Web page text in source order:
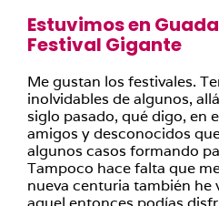
Estuvimos en
Festival Gigante
Me gustan los festivales.
inolvidables de algunos,
siglo pasado, qué digo, en
amigos y desconocidos
algunos casos formando
Tampoco hace falta que
nueva centuria también he